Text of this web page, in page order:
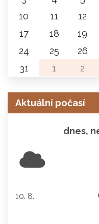
10
11 12
17
18 19
24
25 26
31
1 2
Aktuální počasí
dnes,
pondělí
10. 8.